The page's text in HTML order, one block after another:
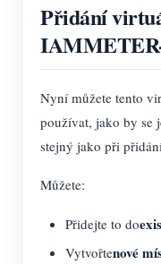
Přidání
Nyní můžete tento
používat, jako by se
stejný jako při
Můžete:
Přidejte to do
Vytvořtenové